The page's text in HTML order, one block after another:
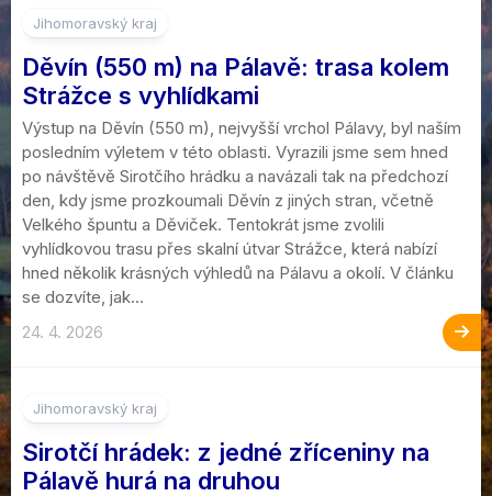
Jihomoravský kraj
Děvín (550 m) na Pálavě: trasa kolem
Strážce s vyhlídkami
Výstup na Děvín (550 m), nejvyšší vrchol Pálavy, byl naším
posledním výletem v této oblasti. Vyrazili jsme sem hned
po návštěvě Sirotčího hrádku a navázali tak na předchozí
den, kdy jsme prozkoumali Děvín z jiných stran, včetně
Velkého špuntu a Děviček. Tentokrát jsme zvolili
vyhlídkovou trasu přes skalní útvar Strážce, která nabízí
hned několik krásných výhledů na Pálavu a okolí. V článku
se dozvíte, jak...
24. 4. 2026
Jihomoravský kraj
Sirotčí hrádek: z jedné zříceniny na
Pálavě hurá na druhou